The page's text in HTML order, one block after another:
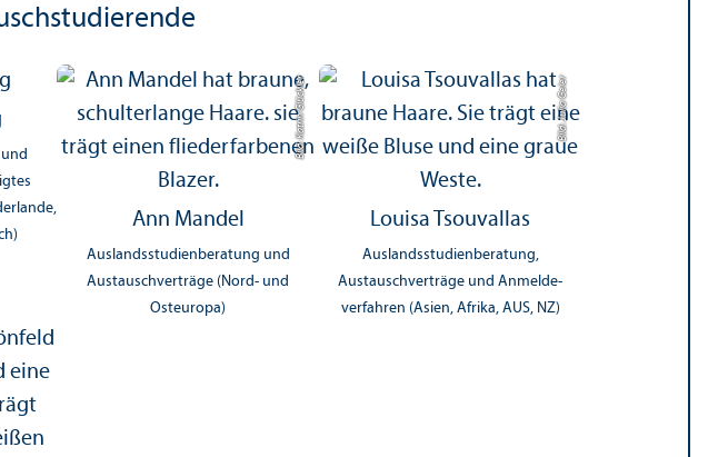
Bild: Katrin Glückler
Ann Mandel
Auslands­studien­beratung und
Austauschverträge (Nord- und
Osteuropa)
Bild: Julia Geier
Louisa Tsouvallas
Auslands­studien­beratung,
Austauschverträge und Anmelde­
verfahren (Asien, Afrika, AUS, NZ)